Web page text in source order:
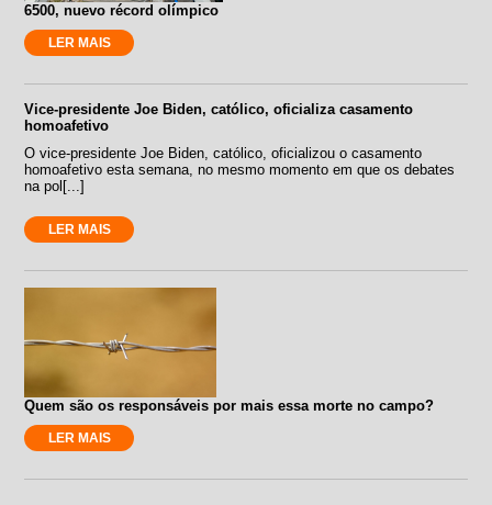
6500, nuevo récord olímpico
LER MAIS
Vice-presidente Joe Biden, católico, oficializa casamento
homoafetivo
O vice-presidente Joe Biden, católico, oficializou o casamento
homoafetivo esta semana, no mesmo momento em que os debates
na pol[...]
LER MAIS
Quem são os responsáveis por mais essa morte no campo?
LER MAIS